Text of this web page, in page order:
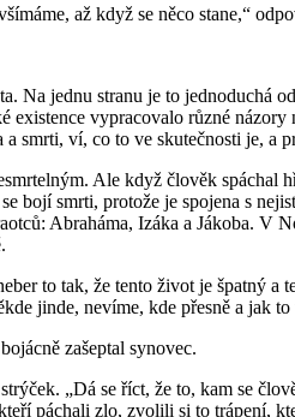
až když se něco stane,“
Na jednu stranu je to jednoduchá
existence vypracovalo různé
smrti, ví, co to ve skutečnosti je, a
Ale když člověk spáchal
bojí smrti, protože je spojena s
Abraháma, Izáka a Jákoba.
to tak, že tento život je špatný
jinde, nevíme, kde přesně a jak
zašeptal synovec.
„Dá se říct, že to, kam se
páchali zlo, zvolili si to trápení,